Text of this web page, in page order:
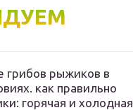
грибов рыжиков в
как правильно
горячая и холодная